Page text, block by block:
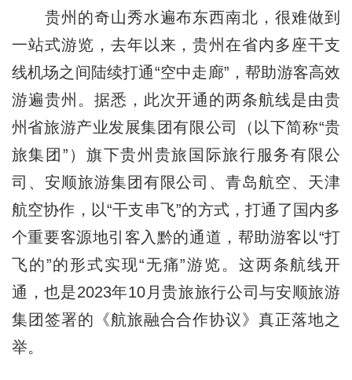
贵州的奇山秀水遍布东西南北，很难做到
一站式游览，去年以来，贵州在省内多座干支
线机场之间陆续打通“空中走廊”，帮助游客高效
游遍贵州。据悉，此次开通的两条航线是由贵
州省旅游产业发展集团有限公司（以下简称“贵
旅集团”）旗下贵州贵旅国际旅行服务有限公
司、安顺旅游集团有限公司、青岛航空、天津
航空协作，以“干支串飞”的方式，打通了国内多
个重要客源地引客入黔的通道，帮助游客以“打
飞的”的形式实现“无痛”游览。这两条航线开
通，也是2023年10月贵旅旅行公司与安顺旅游
集团签署的《航旅融合合作协议》真正落地之
举。